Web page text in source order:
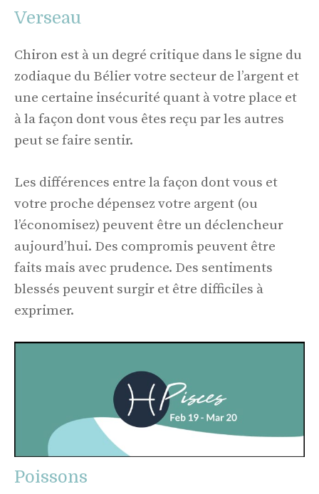
Verseau
Chiron est à un degré critique dans le signe du
zodiaque du Bélier votre secteur de l’argent et
une certaine insécurité quant à votre place et
à la façon dont vous êtes reçu par les autres
peut se faire sentir.
Les différences entre la façon dont vous et
votre proche dépensez votre argent (ou
l’économisez) peuvent être un déclencheur
aujourd’hui. Des compromis peuvent être
faits mais avec prudence. Des sentiments
blessés peuvent surgir et être difficiles à
exprimer.
Poissons